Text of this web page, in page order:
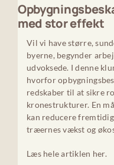
med stor effekt
Vil vi have større,
byerne, begynder
udvoksede. I denne
hvorfor
redskaber til at sikre
kronestrukturer. En
kan reducere
træernes vækst og
Læs hele artiklen her.